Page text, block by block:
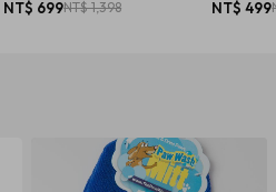
NT$ 699NT$ 1,398
NT$ 499